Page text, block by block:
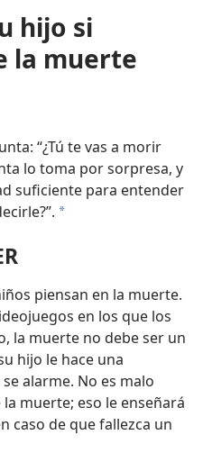
hijo si
la muerte
“¿Tú te vas a morir
lo toma por sorpresa, y
suficiente para entender
*
piensan en la muerte.
en los que los
la muerte no debe ser un
hijo le hace una
alarme. No es malo
muerte; eso le enseñará
caso de que fallezca un